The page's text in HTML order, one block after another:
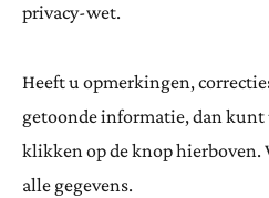
privacy-wet.
Heeft u opmerkingen,
getoonde informatie, dan kunt
klikken op de knop hierboven.
alle gegevens.